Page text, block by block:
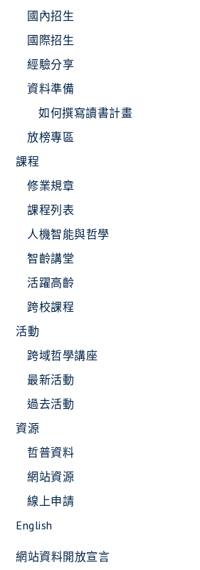
國內招生
國際招生
經驗分享
資料準備
如何撰寫讀書計畫
放榜專區
課程
修業規章
課程列表
人機智能與哲學
智齡講堂
活躍高齡
跨校課程
活動
跨域哲學講座
最新活動
過去活動
資源
哲普資料
網站資源
線上申請
English
網站資料開放宣言